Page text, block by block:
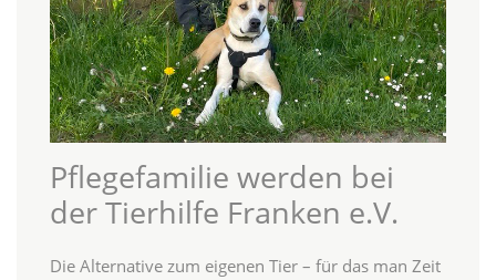
Pflegefamilie werden bei
der Tierhilfe Franken e.V.
Die Alternative zum eigenen Tier – für das man Zeit